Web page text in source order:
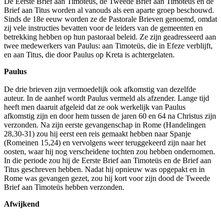
Brief aan Titus worden al vanouds als een aparte groep beschouwd.
Sinds de 18e eeuw worden ze de Pastorale Brieven genoemd, omdat
zij vele instructies bevatten voor de leiders van de gemeenten en
betrekking hebben op hun pastoraal beleid. Ze zijn geadresseerd aan
twee medewerkers van Paulus: aan Timoteüs, die in Efeze verblijft,
en aan Titus, die door Paulus op Kreta is achtergelaten.
Paulus
De drie brieven zijn vermoedelijk ook afkomstig van dezelfde
auteur. In de aanhef wordt Paulus vermeld als afzender. Lange tijd
heeft men daaruit afgeleid dat ze ook werkelijk van Paulus
afkomstig zijn en door hem tussen de jaren 60 en 64 na Christus zijn
verzonden. Na zijn eerste gevangenschap in Rome (Handelingen
28,30-31) zou hij eerst een reis gemaakt hebben naar Spanje
(Romeinen 15,24) en vervolgens weer teruggekeerd zijn naar het
oosten, waar hij nog verscheidene tochten zou hebben ondernomen.
In die periode zou hij de Eerste Brief aan Timoteüs en de Brief aan
Titus geschreven hebben. Nadat hij opnieuw was opgepakt en in
Rome was gevangen gezet, zou hij kort voor zijn dood de Tweede
Brief aan Timoteüs hebben verzonden.
Afwijkend